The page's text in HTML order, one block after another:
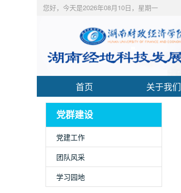
您好，今天是2026年08月10日，星期一
首页 关于我们
党群建设
党建工作
团队风采
学习园地